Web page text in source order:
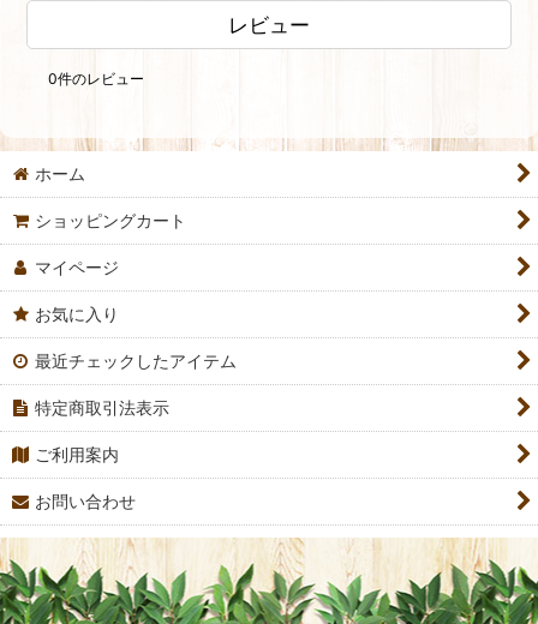
レビュー
0件のレビュー
ホーム
ショッピングカート
マイページ
お気に入り
最近チェックしたアイテム
特定商取引法表示
ご利用案内
お問い合わせ